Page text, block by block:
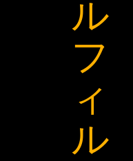
ル
フ
ィ
ル